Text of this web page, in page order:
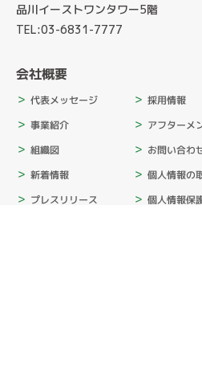
品川イーストワンタワー5階
TEL:03-6831-7777
会社概要
代表メッセージ
事業紹介
組織図
新着情報
プレスリリース
採用情報
アフターメ
お問い合わ
個人情報の
個人情報保